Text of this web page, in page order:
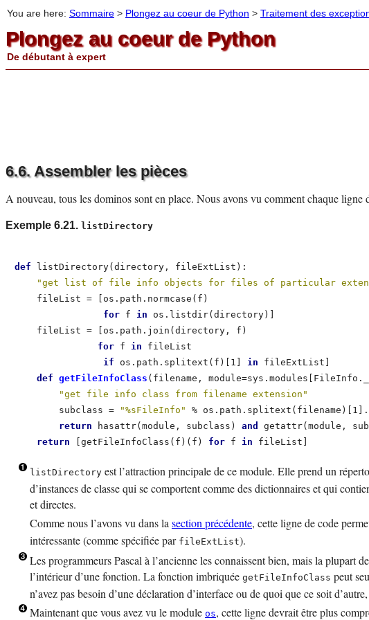
You are here: Sommaire > Plongez au coeur de Python > Traitement des
Plongez au coeur de Python
De débutant à expert
6.6. Assembler les pièces
A nouveau, tous les dominos sont en place. Nous avons vu comment chaque
Exemple 6.21. listDirectory
def listDirectory(directory,
"get list of file info objects for files of particular
    fileList = [os.path.normcase(f)
for f in os.listdir(directory)]
    fileList = [os.path.join(directory, f)
for f in fileList
if os.path.splitext(f)[1] in
def getFileInfoClass (filename,
"get file info class from filename extension"
        subclass =
"%sFileInfo"
%
return hasattr(module, subclass) and getattr(module,
return [getFileInfoClass(f)(f) for f in
listDirectory est l’attraction principale de ce module. Elle prend un
d’instances de classe qui se comportent comme des dictionnaires et qui
et directes.
Comme nous l’avons vu dans lasection précédente, cette ligne de code
intéressante (comme spécifiée par fileExtList).
Les programmeursPascalà l’ancienne les connaissent bien, mais la plupart
l’intérieur d’une fonction. La fonction imbriquée getFileInfoClass peut
n’avez pas besoin d’une déclaration d’interface ou de quoi que ce soit
Maintenant que vous avez vu le module os, cette ligne devrait être plus